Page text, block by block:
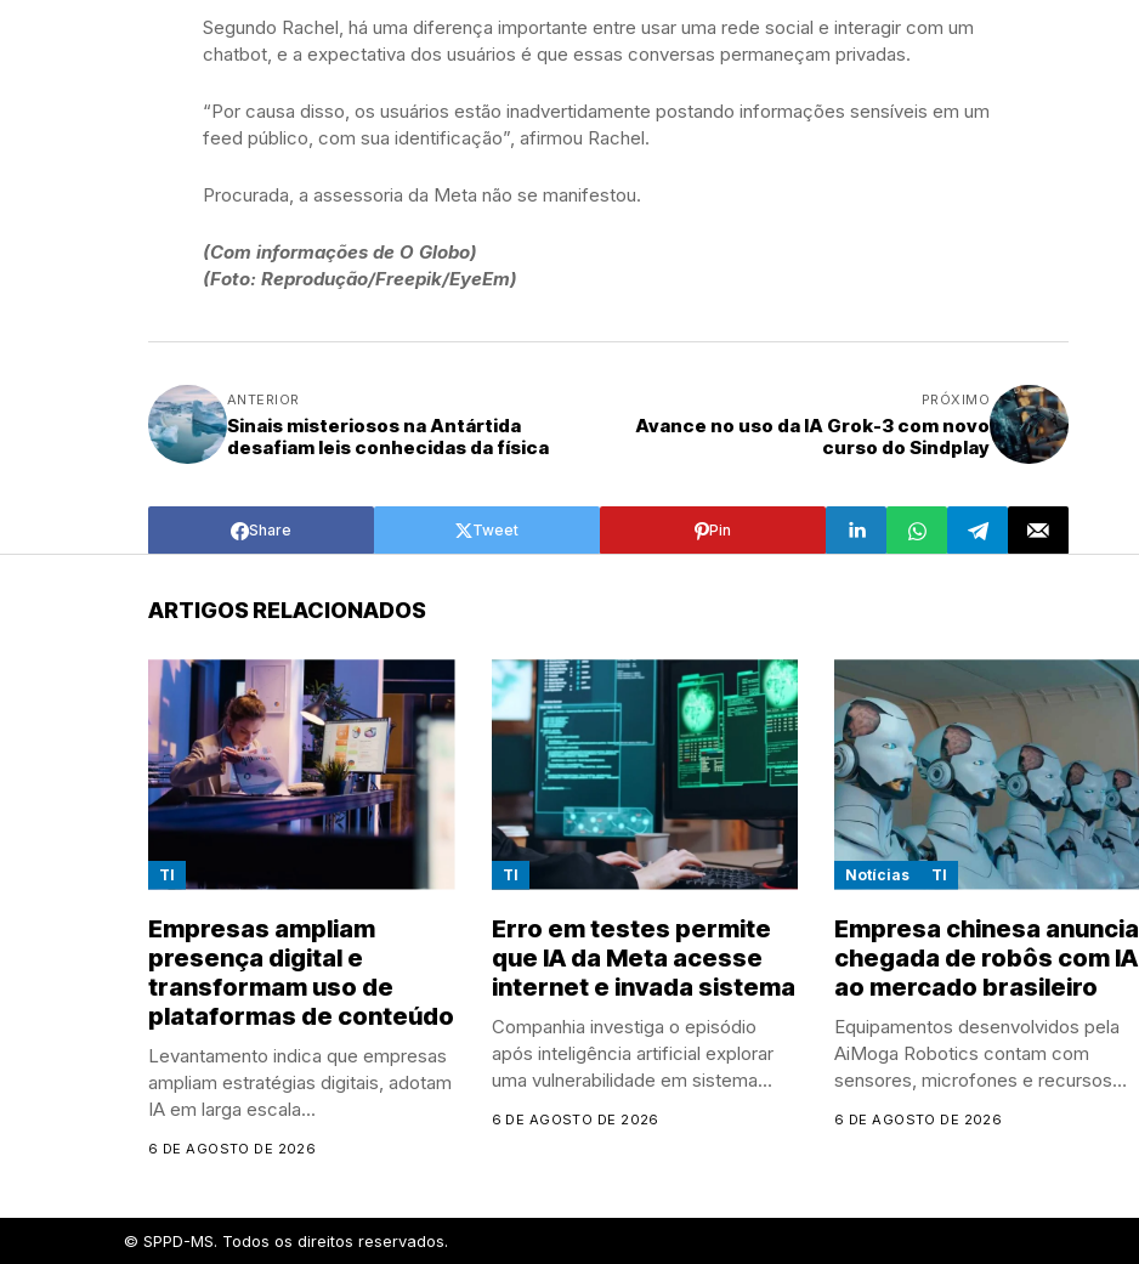
Segundo Rachel, há uma diferença importante entre usar uma rede social e interagir com um
chatbot, e a expectativa dos usuários é que essas conversas permaneçam privadas.
“Por causa disso, os usuários estão inadvertidamente postando informações sensíveis em um
feed público, com sua identificação”, afirmou Rachel.
Procurada, a assessoria da Meta não se manifestou.
(Com informações de O Globo)
(Foto: Reprodução/Freepik/EyeEm)
ANTERIOR
Sinais misteriosos na Antártida
desafiam leis conhecidas da física
PRÓXIMO
Avance no uso da IA Grok-3 com novo
curso do Sindplay
Share Tweet Pin
ARTIGOS RELACIONADOS
TI
Empresas ampliam
presença digital e
transformam uso de
plataformas de conteúdo
Levantamento indica que empresas
ampliam estratégias digitais, adotam
IA em larga escala...
6 DE AGOSTO DE 2026
TI
Erro em testes permite
que IA da Meta acesse
internet e invada sistema
Companhia investiga o episódio
após inteligência artificial explorar
uma vulnerabilidade em sistema...
6 DE AGOSTO DE 2026
Notícias TI
Empresa chinesa anuncia
chegada de robôs com IA
ao mercado brasileiro
Equipamentos desenvolvidos pela
AiMoga Robotics contam com
sensores, microfones e recursos
6 DE AGOSTO DE 2026
© SPPD-MS. Todos os direitos reservados.